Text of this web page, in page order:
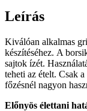
Leírás
Kiválóan alkalmas
készítéséhez. A
sajtok ízét.
teheti az ételt. Csak
főzésnél nagyon
Előnyös élettani